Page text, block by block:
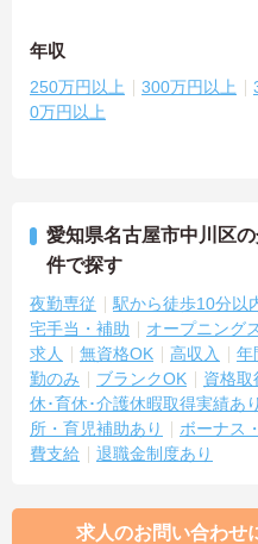
年収
250万円以上 300万円以上
0万円以上
愛知県名古屋市中川区
件で探す
夜勤専従 駅から徒歩10分以
宅手当・補助
オープニング
求人
無資格OK 高収入 年
勤のみ
ブランクOK 資格取
休･育休･介護休暇取得実績あり
所・育児補助あり
ボーナス
費支給
退職金制度あり
求人のお問い合わせ